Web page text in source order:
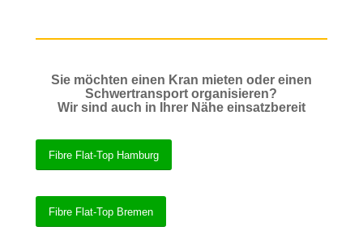
Sie möchten einen Kran mieten oder einen
Schwertransport organisieren?
Wir sind auch in Ihrer Nähe einsatzbereit
Fibre Flat-Top Hamburg
Fibre Flat-Top Bremen